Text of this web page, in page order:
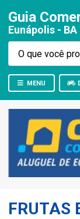
Guia
Eunápolis - BA
MENU
FRUTAS